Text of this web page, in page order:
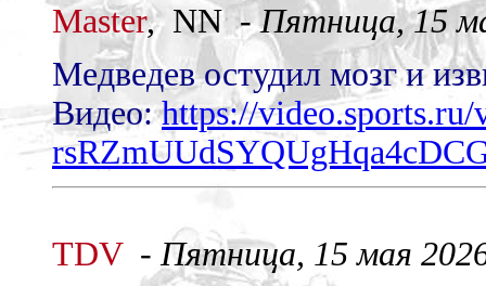
Master, NN -Пятница, 15
Медведев остудил мозг и
Видео:https://
TDV- Пятница, 15 мая